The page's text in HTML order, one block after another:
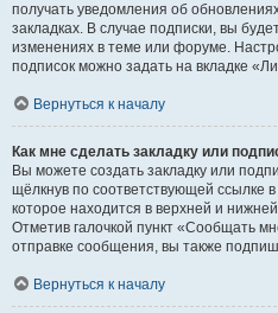
получать уведомления об
закладках. В случае подписки, вы
изменениях в теме или форуме.
подписок можно задать на вкладке
Вернуться к началу
Как мне сделать закладку или
Вы можете создать закладку или
щёлкнув по соответствующей ссылке
которое находится в верхней и
Отметив галочкой пункт «Сообщать
отправке сообщения, вы также
Вернуться к началу